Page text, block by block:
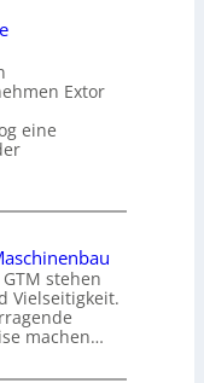
Extor
eine
stehen
Vielseitigkeit.
machen…